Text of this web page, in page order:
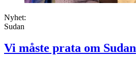
Nyhet:
Sudan
Vi måste prata om Sudan